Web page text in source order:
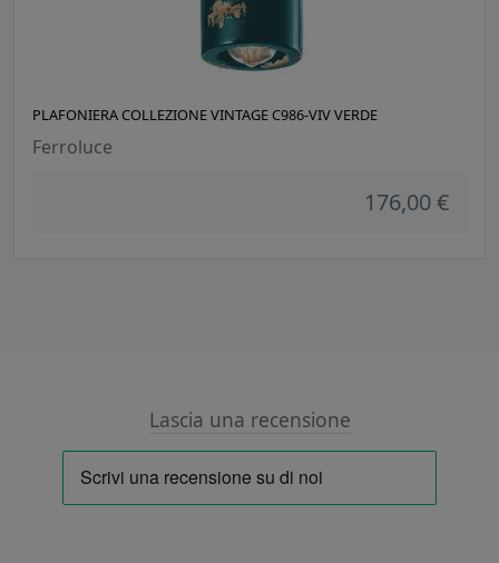
PLAFONIERA COLLEZIONE VINTAGE C986-VIV VERDE
Ferroluce
176,00 €
Lascia una recensione